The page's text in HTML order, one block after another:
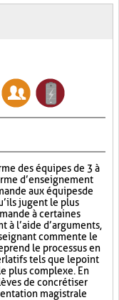
des équipes de 3 à
d’enseignement
aux équipes de
jugent le plus
à certaines
à l’aide d’arguments,
commente le
le processus en
tels que le point
plus complexe. En
de concrétiser
magistrale